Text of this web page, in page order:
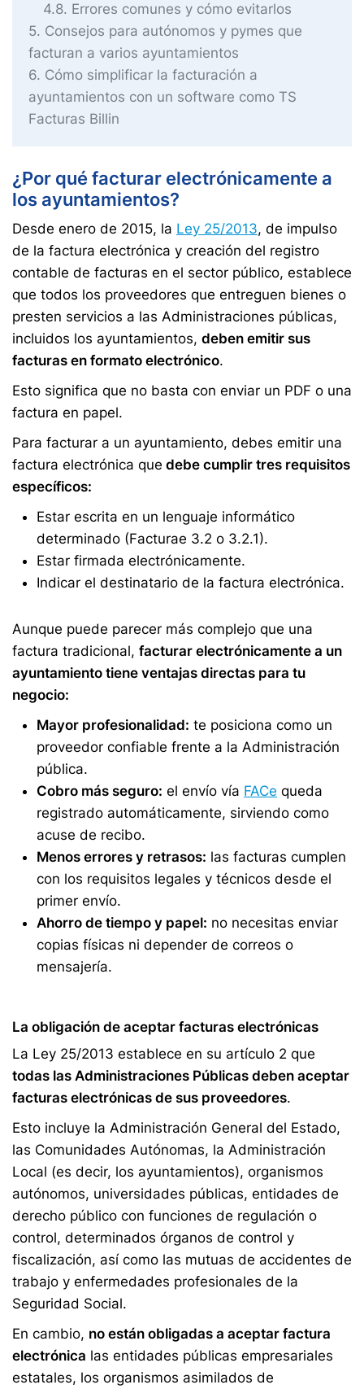
4.8 Errores comunes y cómo evitarlos
5 Consejos para autónomos y pymes que
facturan a varios ayuntamientos
6 Cómo simplificar la facturación a
ayuntamientos con un software como TS
Facturas Billin
¿Por qué facturar electrónicamente a
los ayuntamientos?
Desde enero de 2015, la Ley 25/2013, de impulso
de la factura electrónica y creación del registro
contable de facturas en el sector público, establece
que todos los proveedores que entreguen bienes o
presten servicios a las Administraciones públicas,
incluidos los ayuntamientos, deben emitir sus
facturas en formato electrónico.
Esto significa que no basta con enviar un PDF o una
factura en papel.
Para facturar a un ayuntamiento, debes emitir una
factura electrónica que debe cumplir tres requisitos
específicos:
Estar escrita en un lenguaje informático
determinado (Facturae 3.2 o 3.2.1).
Estar firmada electrónicamente.
Indicar el destinatario de la factura electrónica.
Aunque puede parecer más complejo que una
factura tradicional, facturar electrónicamente a un
ayuntamiento tiene ventajas directas para tu
negocio:
Mayor profesionalidad: te posiciona como un
proveedor confiable frente a la Administración
pública.
Cobro más seguro: el envío vía FACe queda
registrado automáticamente, sirviendo como
acuse de recibo.
Menos errores y retrasos: las facturas cumplen
con los requisitos legales y técnicos desde el
primer envío.
Ahorro de tiempo y papel: no necesitas enviar
copias físicas ni depender de correos o
mensajería.
La obligación de aceptar facturas electrónicas
La Ley 25/2013 establece en su artículo 2 que
todas las Administraciones Públicas deben aceptar
facturas electrónicas de sus proveedores.
Esto incluye la Administración General del Estado,
las Comunidades Autónomas, la Administración
Local (es decir, los ayuntamientos), organismos
autónomos, universidades públicas, entidades de
derecho público con funciones de regulación o
control, determinados órganos de control y
fiscalización, así como las mutuas de accidentes de
trabajo y enfermedades profesionales de la
Seguridad Social.
En cambio, no están obligadas a aceptar factura
electrónica las entidades públicas empresariales
estatales, los organismos asimilados de